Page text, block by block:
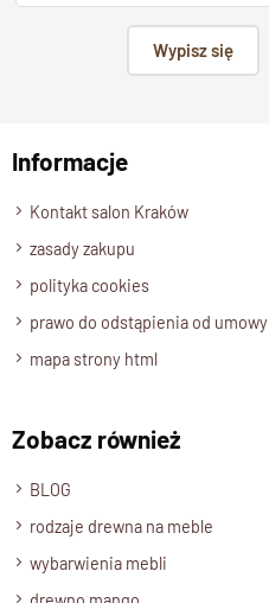
Podpis
Wyślij opinię
Wypisz się
Informacje
Kontakt salon Kraków
zasady zakupu
polityka cookies
prawo do odstąpienia od umowy
mapa strony html
Zobacz również
BLOG
rodzaje drewna na meble
wybarwienia mebli